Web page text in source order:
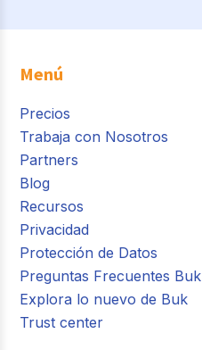
Menú
Precios
Trabaja con Nosotros
Partners
Blog
Recursos
Privacidad
Protección de Datos
Preguntas Frecuentes Buk
Explora lo nuevo de Buk
Trust center